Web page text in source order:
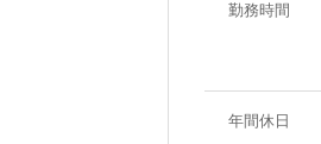
勤務時間
年間休日